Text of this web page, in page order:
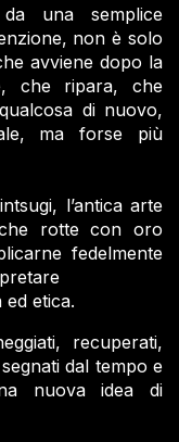
una semplice
non è solo
avviene dopo la
che ripara, che
di nuovo,
ma forse più
l’antica arte
rotte con oro
fedelmente
etica.
recuperati,
dal tempo e
nuova idea di